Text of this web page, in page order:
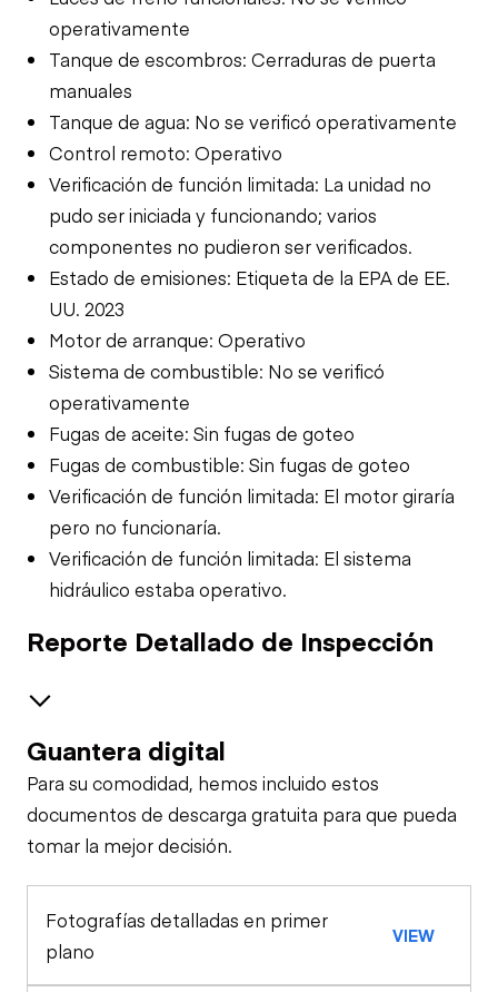
operativamente
Tanque de escombros: Cerraduras de puerta
manuales
Tanque de agua: No se verificó operativamente
Control remoto: Operativo
Verificación de función limitada: La unidad no
pudo ser iniciada y funcionando; varios
componentes no pudieron ser verificados.
Estado de emisiones: Etiqueta de la EPA de EE.
UU. 2023
Motor de arranque: Operativo
Sistema de combustible: No se verificó
operativamente
Fugas de aceite: Sin fugas de goteo
Fugas de combustible: Sin fugas de goteo
Verificación de función limitada: El motor giraría
pero no funcionaría.
Verificación de función limitada: El sistema
hidráulico estaba operativo.
Reporte Detallado de Inspección
Trailer Chassis
Tongue Jack
General Appearance
Control Station
Limited Function
Engine
Chassis
Guantera digital
Para su comodidad, hemos incluido estos
documentos de descarga gratuita para que pueda
tomar la mejor decisión.
Fotografías detalladas en primer
plano
VIEW